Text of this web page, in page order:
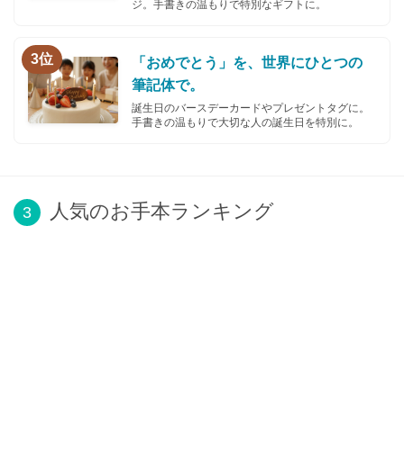
ジ。手書きの温もりで特別なギフトに。
3位
「おめでとう」を、世界にひとつの
筆記体で。
誕生日のバースデーカードやプレゼントタグに。
手書きの温もりで大切な人の誕生日を特別に。
3 人気のお手本ランキング